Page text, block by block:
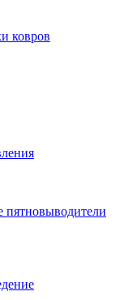
ковров
пятновыводители